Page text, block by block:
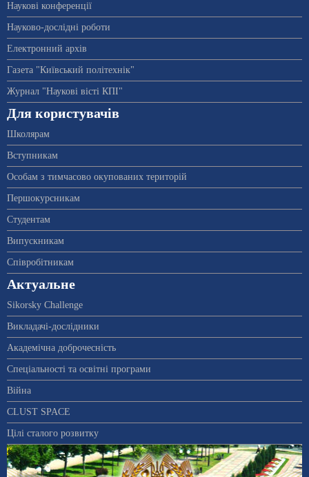
Наукові конференції
Науково-дослідні роботи
Електронний архів
Газета "Київський політехнік"
Журнал "Наукові вісті КПІ"
Для користувачів
Школярам
Вступникам
Особам з тимчасово окупованих територій
Першокурсникам
Студентам
Випускникам
Співробітникам
Актуальне
Sikorsky Challenge
Викладачі-дослідники
Академічна доброчесність
Спеціальності та освітні програми
Війна
CLUST SPACE
Цілі сталого розвитку